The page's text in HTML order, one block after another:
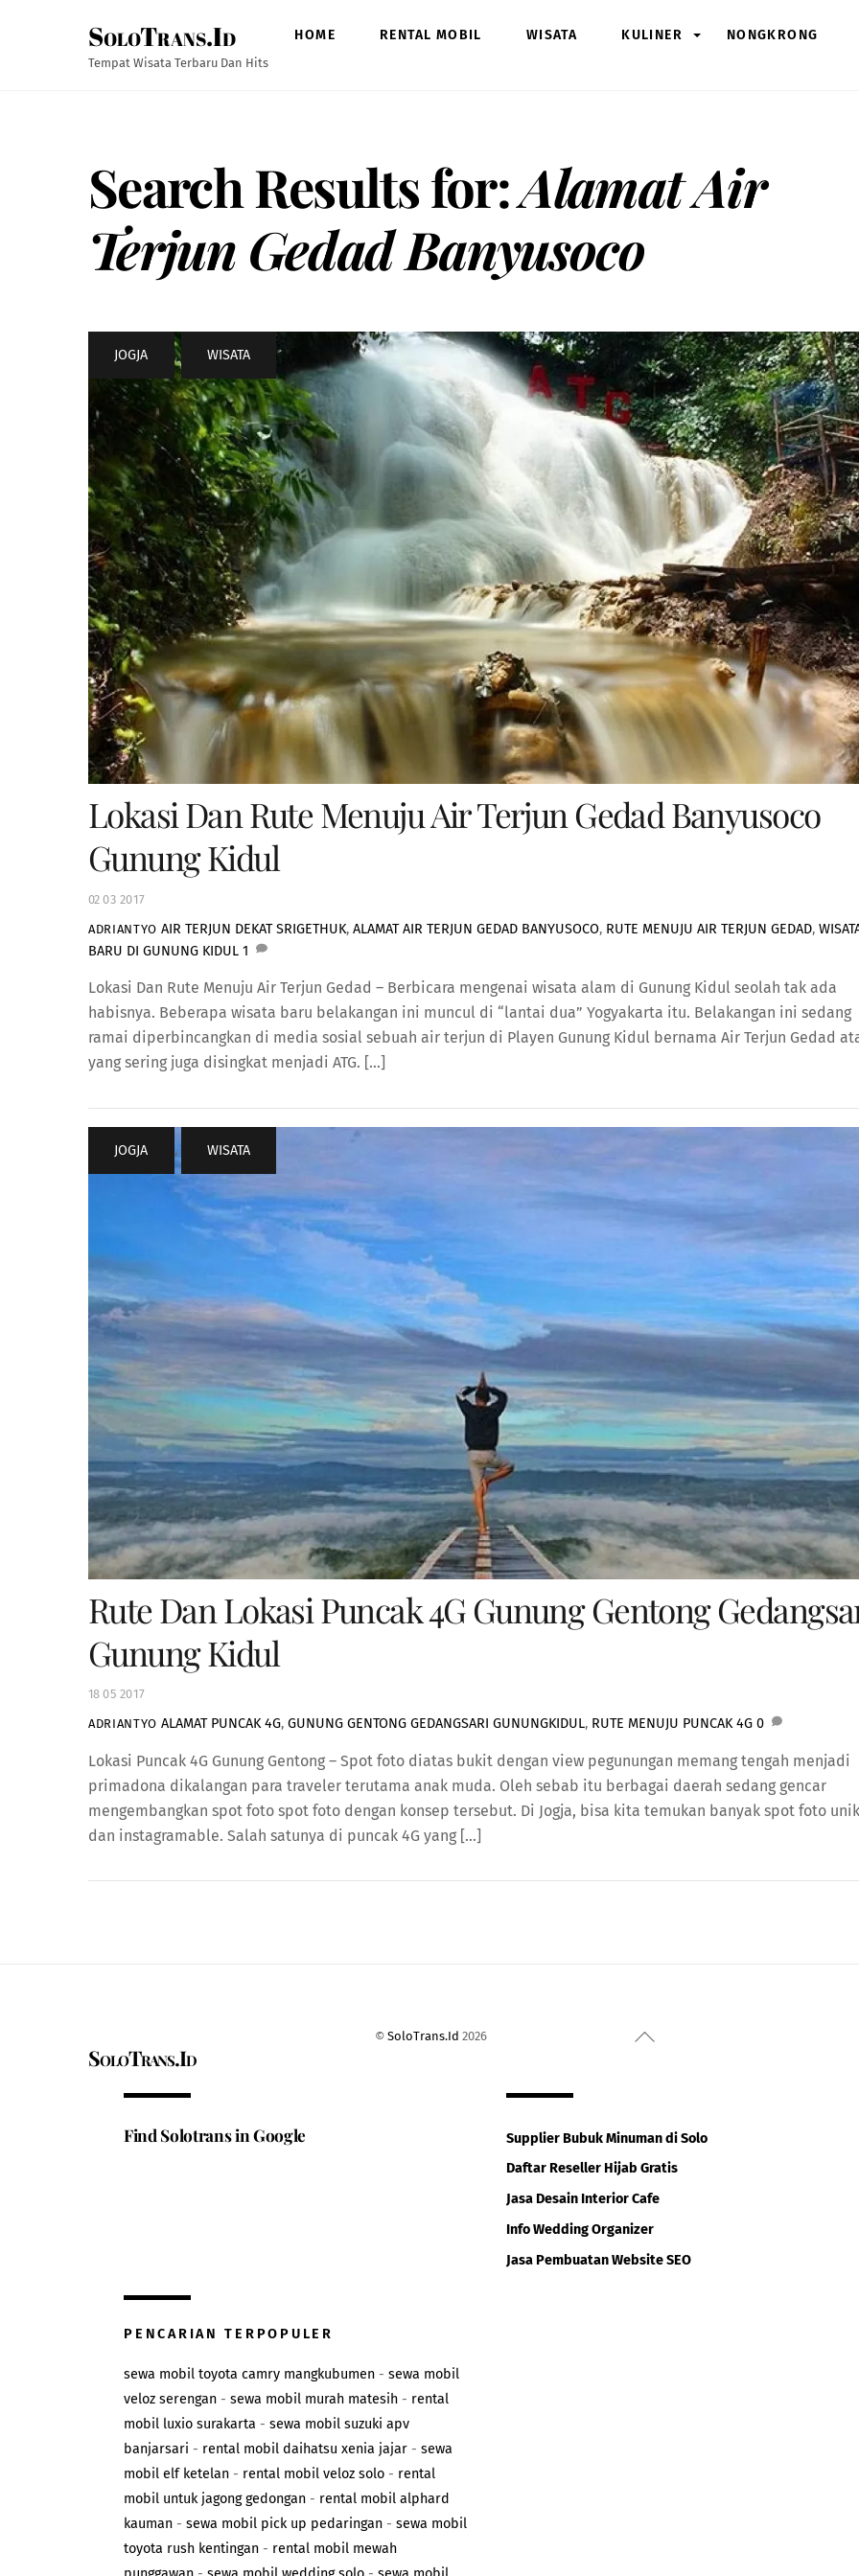
SoloTrans.Id
Tempat Wisata Terbaru Dan Hits
HOME RENTAL MOBIL WISATA KULINER NONGKRONG
Search Results for:Alamat Air
Terjun Gedad Banyusoco
02 03 2017
Lokasi Dan Rute Menuju Air Terjun Gedad Banyusoco
Gunung Kidul
ADRIANTYO
JOGJA , WISATA
AIR TERJUN DEKAT SRIGETHUK, ALAMAT AIR TERJUN GEDAD BANYUSOCO, RUTE MENUJU AIR TERJUN GEDAD,
BARU DI GUNUNG KIDUL 1
Lokasi Dan Rute Menuju Air Terjun Gedad – Berbicara mengenai wisata alam di Gunung Kidul seolah tak ada
habisnya. Beberapa wisata baru belakangan ini muncul di “lantai dua” Yogyakarta itu. Belakangan ini sedang
ramai diperbincangkan di media sosial sebuah air terjun di Playen Gunung Kidul bernama Air Terjun Gedad
yang sering juga disingkat menjadi ATG. […]
18 05 2017
Rute Dan Lokasi Puncak 4G Gunung Gentong
Gunung Kidul
ADRIANTYO
JOGJA , WISATA
ALAMAT PUNCAK 4G, GUNUNG GENTONG GEDANGSARI GUNUNGKIDUL, RUTE MENUJU PUNCAK 4G 0
Lokasi Puncak 4G Gunung Gentong – Spot foto diatas bukit dengan view pegunungan memang tengah menjadi
primadona dikalangan para traveler terutama anak muda. Oleh sebab itu berbagai daerah sedang gencar
mengembangkan spot foto spot foto dengan konsep tersebut. Di Jogja, bisa kita temukan banyak spot foto unik
dan instagramable. Salah satunya di puncak 4G yang […]
Back
SoloTrans.Id
©SoloTrans.Id 2026
Find Solotrans in Google
Supplier Bubuk Minuman di Solo
Daftar Reseller Hijab Gratis
Jasa Desain Interior Cafe
Info Wedding Organizer
Jasa Pembuatan Website SEO
PENCARIAN TERPOPULER
sewa mobil toyota camry mangkubumen -sewa mobil
veloz serengan -sewa mobil murah matesih - rental
mobil luxio surakarta -sewa mobil suzuki apv
banjarsari - rental mobil daihatsu xenia jajar -sewa
mobil elf ketelan - rental mobil veloz solo - rental
mobil untuk jagong gedongan - rental mobil alphard
kauman -sewa mobil pick up pedaringan -sewa mobil
toyota rush kentingan - rental mobil mewah